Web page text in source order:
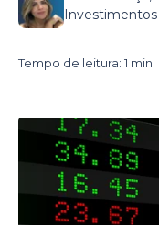
Investimentos
Tempo de leitura: 1 min.